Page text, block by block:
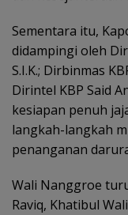
Sementara itu,
didampingi oleh
S.I.K.; Dirbinmas
Dirintel KBP Said
kesiapan penuh
langkah-langkah
penanganan
Wali Nanggroe
Raviq, Khatibul